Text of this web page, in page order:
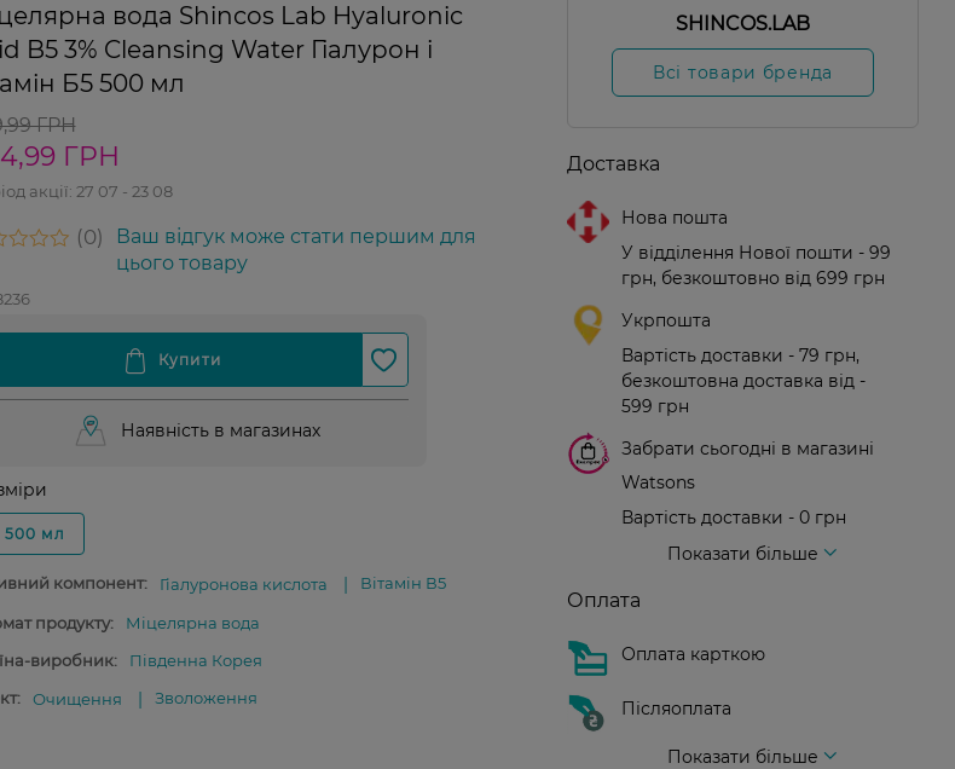
вода Shincos Lab Hyaluronic
B5 3% Cleansing Water Гіалурон і
Б5 500 мл
ГРН
ГРН
акції: 27 07 - 23 08
0
Ваш відгук може стати першим для
цього товару
Наявність в магазинах
500 мл
компонент: Гіалуронова кислота Вітамін В5
продукту:
Міцелярна вода
виробник:
Південна Корея
Очищення Зволоження
SHINCOS.LAB
Всі товари бренда
Доставка
Нова пошта
У відділення Нової пошти - 99
грн, безкоштовно від 699 грн
Укрпошта
Вартість доставки - 79 грн,
безкоштовна доставка від -
599 грн
Забрати сьогодні в магазині
Watsons
Вартість доставки - 0 грн
Показати більше
Оплата
Оплата карткою
Післяоплата
Показати більше